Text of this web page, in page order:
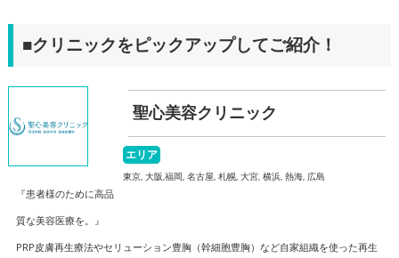
■クリニックをピックアップしてご紹介！
聖心美容クリニック
エリア
東京, 大阪,福岡, 名古屋, 札幌, 大宮, 横浜, 熱海, 広島
『患者様のために高品
質な美容医療を。』
PRP皮膚再生療法やセリューション豊胸（幹細胞豊胸）など自家組織を使った再生